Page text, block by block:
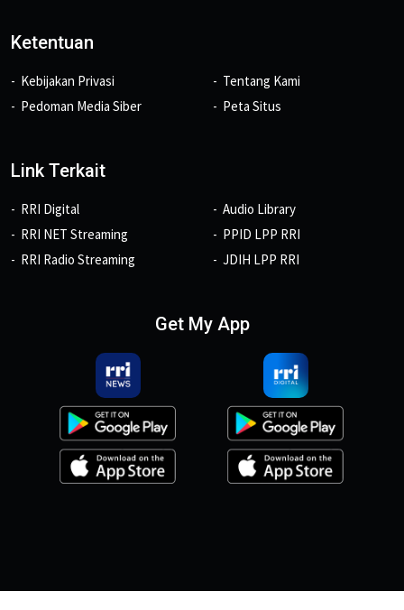
Ketentuan
Kebijakan Privasi
Pedoman Media Siber
Tentang Kami
Peta Situs
Link Terkait
RRI Digital
RRI NET Streaming
RRI Radio Streaming
Audio Library
PPID LPP RRI
JDIH LPP RRI
Get My App